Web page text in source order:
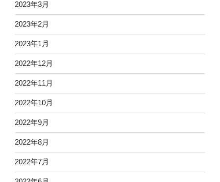
2023年3月
2023年2月
2023年1月
2022年12月
2022年11月
2022年10月
2022年9月
2022年8月
2022年7月